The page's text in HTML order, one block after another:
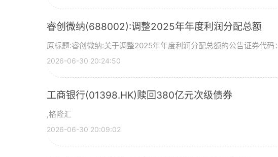
睿创微纳(688002):调整2025年年度利润分配总额
原标题:睿创微纳:关于调整2025年年度利润分配总额的公告证券代码
2026-06-30 20:24:50
工商银行(01398.HK)赎回380亿元次级债券
,格隆汇
2026-06-30 20:09:02